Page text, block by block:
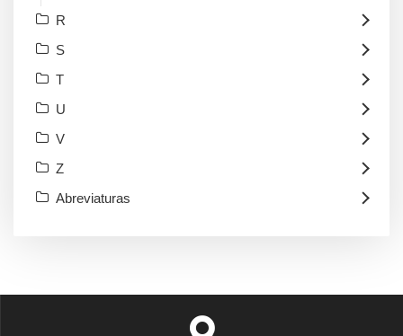
R
S
T
U
V
Z
Abreviaturas